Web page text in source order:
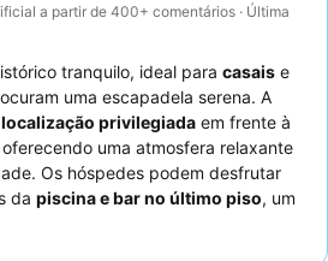
a partir de 400+ comentários · Última
tranquilo, ideal para casais e
uma escapadela serena. A
localização privilegiada em frente à
uma atmosfera relaxante
Os hóspedes podem desfrutar
da piscina e bar no último piso, um
assim como o delicioso e